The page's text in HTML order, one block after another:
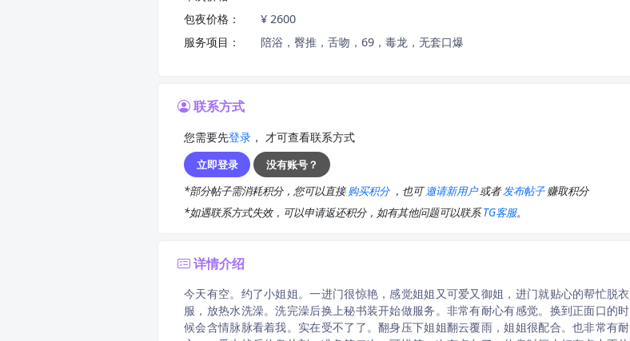
包夜价格：
¥ 2600
服务项目：
陪浴，臀推，舌吻，69，毒龙，无套口爆
联系方式
您需要先登录 ， 才可查看联系方式
立即登录
没有账号？
*部分帖子需消耗积分，您可以直接购买积分 ，也可邀请新用户或者发布帖子赚取积分
*如遇联系方式失效，可以申请返还积分，如有其他问题可以联系TG客服。
详情介绍
今天有空。约了小姐姐。一进门很惊艳，感觉姐姐又可爱又御姐，进门就贴心的帮忙脱衣
服，放热水洗澡。洗完澡后换上秘书装开始做服务。非常有耐心有感觉。换到正面口的时
候会含情脉脉看着我。实在受不了了。翻身压下姐姐翻云覆雨，姐姐很配合。也非常有耐